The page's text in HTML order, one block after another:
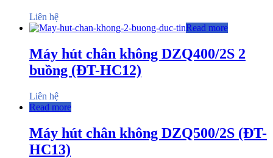
Liên hệ
Read more
Máy hút chân không DZQ400/2S 2
buồng (ĐT-HC12)
Liên hệ
Read more
Máy hút chân không DZQ500/2S (ĐT-
HC13)